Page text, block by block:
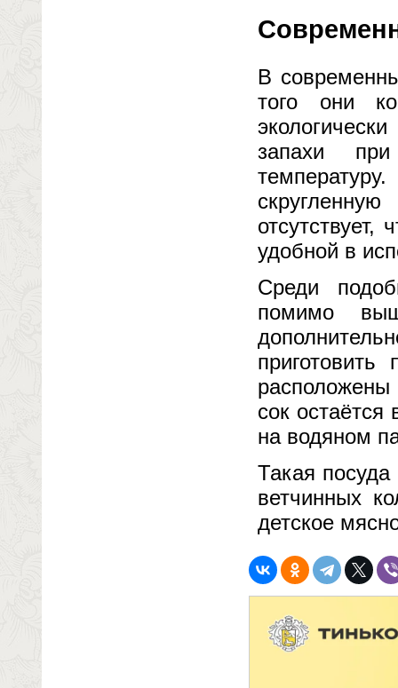
В
того они
запахи
удобной в
Среди
помимо
сок остаётся
на водяном
Такая посуда
ветчинных
детское